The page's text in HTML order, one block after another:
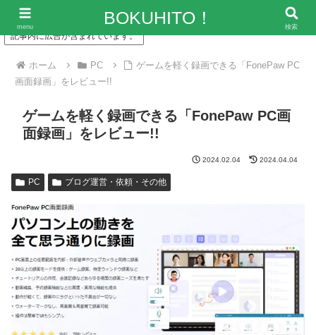
記事内に広告が含まれています。
ホーム PC
ゲームを軽く録画できる「FonePaw PC
画面録画」をレビュー!!
ゲームを軽く録画できる「FonePaw PC画
面録画」をレビュー!!
2024.02.04 2024.04.04
PC ブログ運営・依頼・その他
menu BOKUHITO！ 検索